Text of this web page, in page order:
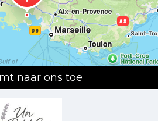
naar ons toe